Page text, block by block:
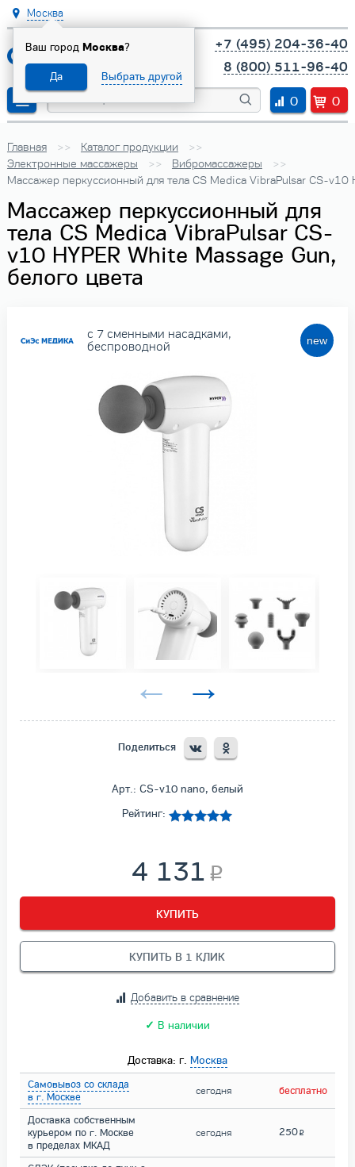
Москва
Ваш город Москва?
Да Выбрать другой
+7 (495) 204-36-40
8 (800) 511-96-40
0
0
Главная
Каталог продукции
Электронные массажеры
Вибромассажеры
Массажер перкуссионный для тела CS Medica VibraPulsar CS-v10
Массажер перкуссионный для
тела CS Medica VibraPulsar CS-
v10 HYPER White Massage Gun,
белого цвета
с 7 сменными насадками,
беспроводной
Поделиться
Арт.: CS-v10 nano, белый
Рейтинг:
4 131
КУПИТЬ
КУПИТЬ В 1 КЛИК
Добавить в сравнение
✓ В наличии
Доставка: г. Москва
Самовывоз со склада
в г. Москве
сегодня бесплатно
Доставка собственным
курьером по г. Москве
в пределах МКАД
сегодня 250